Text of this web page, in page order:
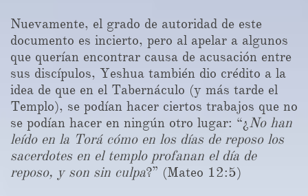
Nuevamente, el grado de autoridad de este
documento es incierto, pero al apelar a algunos
que querían encontrar causa de acusación entre
sus discípulos, Yeshua también dio crédito a la
idea de que en el Tabernáculo (y más tarde el
Templo), se podían hacer ciertos trabajos que no
se podían hacer en ningún otro lugar: “¿No han
leído en la Torá cómo en los días de reposo los
sacerdotes en el templo profanan el día de
reposo, y son sin culpa?” (Mateo 12:5)